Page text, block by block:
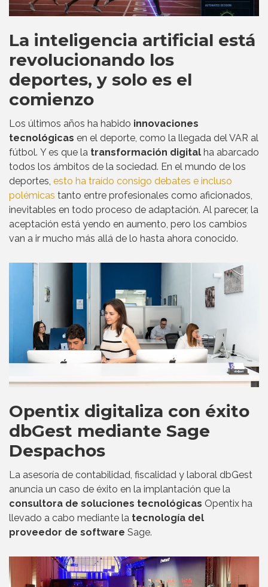
La inteligencia artificial está
revolucionando los
deportes, y solo es el
comienzo
Los últimos años ha habido innovaciones
tecnológicas en el deporte, como la llegada del VAR al
fútbol. Y es que la transformación digital ha abarcado
todos los ámbitos de la sociedad. En el mundo de los
deportes, esto ha traído consigo debates e incluso
polémicas tanto entre profesionales como aficionados,
inevitables en todo proceso de adaptación. Al parecer, la
aceptación está yendo en aumento, pero los cambios
van a ir mucho más allá de lo hasta ahora conocido.
Opentix digitaliza con éxito
dbGest mediante Sage
Despachos
La asesoría de contabilidad, fiscalidad y laboral dbGest
anuncia un caso de éxito en la implantación que la
consultora de soluciones tecnológicas Opentix ha
llevado a cabo mediante la tecnología del
proveedor de software Sage.